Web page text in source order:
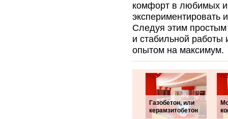
комфорт в любимых
экспериментировать
Следуя этим
и стабильной
опытом на максимум.
Газобетон, или
керамзитобетон